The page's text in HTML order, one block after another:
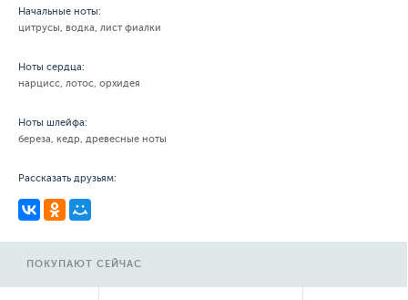
Начальные ноты:
цитрусы, водка, лист фиалки
Ноты сердца:
нарцисс, лотос, орхидея
Ноты шлейфа:
береза, кедр, древесные ноты
Рассказать друзьям:
ПОКУПАЮТ СЕЙЧАС